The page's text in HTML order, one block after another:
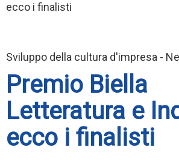
ecco i finalisti
Sviluppo della cultura d'impresa -
Premio Biella
Letteratura e
ecco i finalisti